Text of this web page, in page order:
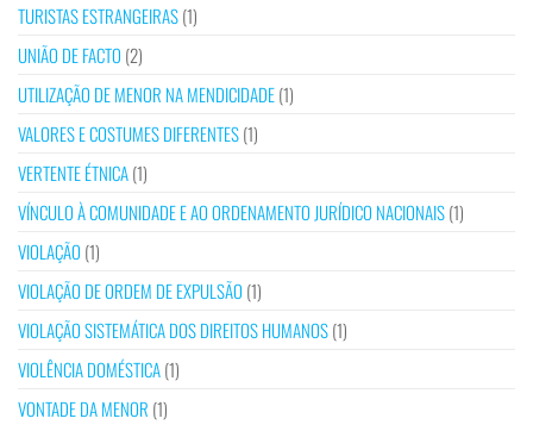
TURISTAS ESTRANGEIRAS(1)
UNIÃO DE FACTO (2)
UTILIZAÇÃO DE MENOR NA MENDICIDADE(1)
VALORES E COSTUMES DIFERENTES(1)
VERTENTE ÉTNICA(1)
VÍNCULO À COMUNIDADE E AO ORDENAMENTO JURÍDICO NACIONAIS(1)
VIOLAÇÃO (1)
VIOLAÇÃO DE ORDEM DE EXPULSÃO (1)
VIOLAÇÃO SISTEMÁTICA DOS DIREITOS HUMANOS(1)
VIOLÊNCIA DOMÉSTICA(1)
VONTADE DA MENOR (1)